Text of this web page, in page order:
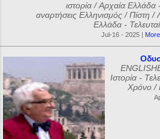
ιστορία / Αρχαία Ελλάδα
αναρτήσεις Ελληνισμός / Πίστη /
Ελλάδα -
Jul-16 - 2025 |
Ιστορία -
Χρόνο /